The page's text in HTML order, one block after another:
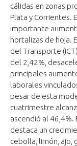
cálidas en zonas
Plata y Corrientes.
importante
hortalizas de hoja.
del Transporte
del 2,42%,
principales
laborales
pesar de esta
cuatrimestre
ascendió al
destaca un
cebolla, limón, ajo,